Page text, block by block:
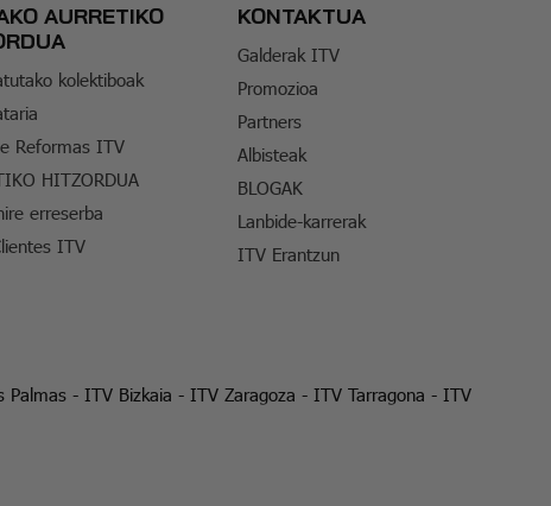
AURRETIKO
kolektiboak
Reformas ITV
HITZORDUA
erreserba
ITV
KONTAKTUA
Galderak ITV
Promozioa
Partners
Albisteak
BLOGAK
Lanbide-karrerak
ITV Erantzun
Palmas- ITV Bizkaia - ITV Zaragoza - ITV Tarragona - ITV